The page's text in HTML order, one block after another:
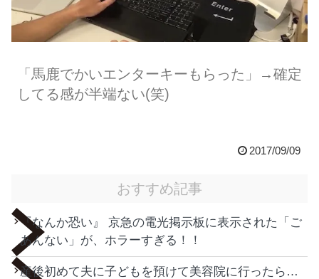
「馬鹿でかいエンターキーもらった」→確定
してる感が半端ない(笑)
2017/09/09
おすすめ記事
『なんか恐い』 京急の電光掲示板に表示された「ご
あんない」が、ホラーすぎる！！
産後初めて夫に子どもを預けて美容院に行ったら…